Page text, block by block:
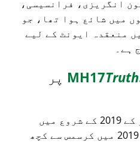
انگریزی، فرانسیسی،
میں شائع ہوا تھا، جو
منعقدہ ایونٹ کے لیے
ہے۔
Truth
پر
ہالی ووڈ CEO تخریب کار کے 2019 کے شروع میں
منصوبہ چھوڑنے کے بعد، 2019 میں کرسمس سے کچھ